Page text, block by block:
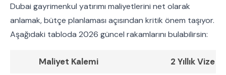
Dubai gayrimenkul yatırımı maliyetlerini net olarak
anlamak, bütçe planlaması açısından kritik önem taşıyor.
Aşağıdaki tabloda 2026 güncel rakamlarını bulabilirsin:
Maliyet Kalemi 2 Yıllık Vize